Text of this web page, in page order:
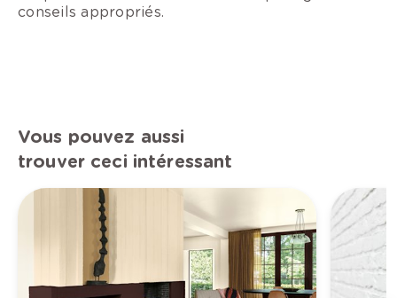
conseils appropriés.
Vous pouvez aussi
trouver ceci intéressant